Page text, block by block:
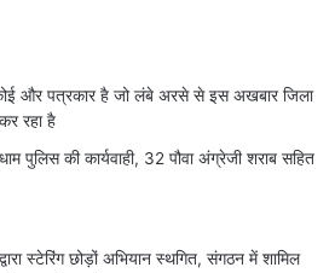
और पत्रकार है जो लंबे अरसे से इस अखबार जिला
रहा है
पुलिस की कार्यवाही, 32 पौवा अंग्रेजी शराब सहित
स्टेरिंग छोड़ों अभियान स्थगित, संगठन में शामिल